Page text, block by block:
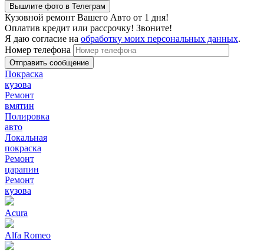
Вышлите фото в Телеграм
Кузовной ремонт Вашего Авто от 1 дня!
Оплатив кредит или рассрочку! Звоните!
Я даю согласие на обработку моих персональных данных.
Номер телефона
Покраска
кузова
Ремонт
вмятин
Полировка
авто
Локальная
покраска
Ремонт
царапин
Ремонт
кузова
Acura
Alfa Romeo